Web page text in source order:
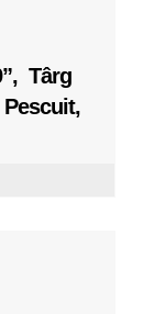
Târg